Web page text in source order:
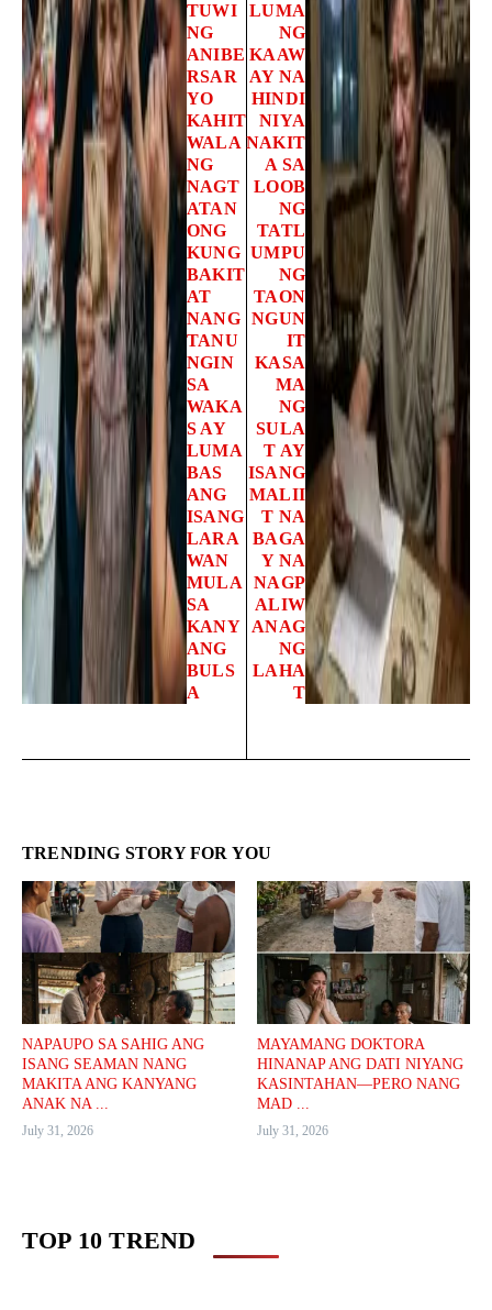
TUWI
NG
ANIBE
RSAR
YO
KAHIT
WALA
NG
NAGT
ATAN
ONG
KUNG
BAKIT
AT
NANG
TANU
NGIN
SA
WAKA
S AY
LUMA
BAS
ANG
ISANG
LARA
WAN
MULA
SA
KANY
ANG
BULS
A
LUMA
NG
KAAW
AY NA
HINDI
NIYA
NAKIT
A SA
LOOB
NG
TATL
UMPU
NG
TAON
NGUN
IT
KASA
MA
NG
SULA
T AY
ISANG
MALII
T NA
BAGA
Y NA
NAGP
ALIW
ANAG
NG
LAHA
T
TRENDING STORY FOR YOU
NAPAUPO SA SAHIG ANG
ISANG SEAMAN NANG
MAKITA ANG KANYANG
ANAK NA ...
July 31, 2026
MAYAMANG DOKTORA
HINANAP ANG DATI NIYANG
KASINTAHAN—PERO NANG
MAD ...
July 31, 2026
TOP 10 TREND